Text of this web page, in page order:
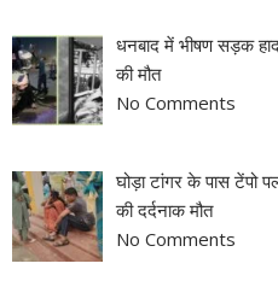
धनबाद में भीषण सड़क
की मौत
No Comments
घोड़ा टांगर के पास टेंपो
की दर्दनाक मौत
No Comments